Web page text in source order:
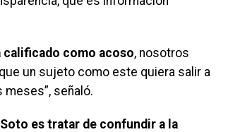
calificado como acoso, nosotros
un sujeto como este quiera salir a
señaló.
es tratar de confundir a la